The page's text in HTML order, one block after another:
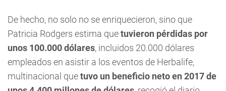
De hecho, no solo no se enriquecieron, sino que
Patricia Rodgers estima quetuvieron pérdidas por
unos 100.000 dólares, incluidos 20.000 dólares
empleados en asistir a los eventos de Herbalife,
multinacional quetuvo un beneficio neto en 2017 de